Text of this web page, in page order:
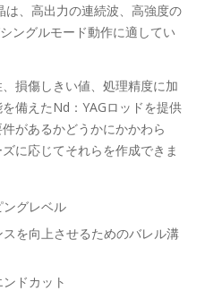
は、高出力の連続波、高強度の
ングルモード動作に適してい
損傷しきい値、処理精度に加
備えたNd：YAGロッドを提供
があるかどうかにかかわら
に応じてそれらを作成できま
グレベル
を向上させるためのバレル溝
ドカット